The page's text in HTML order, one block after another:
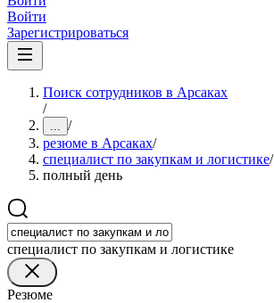
Войти
Зарегистрироваться
Поиск сотрудников в Арсаках
/
... /
резюме в Арсаках/
специалист по закупкам и логистике/
полный день
специалист по закупкам и логистике
Резюме